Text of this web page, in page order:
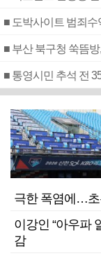
■ 도박사이트 범죄수
■ 부산 북구청 쑥뜸
■ 통영시민 추석 전
극한 폭염에…초
이강인 “아우파
감